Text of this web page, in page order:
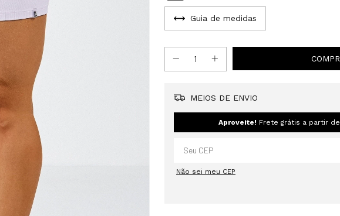
Guia de medidas
MEIOS DE ENVIO
Aproveite! Frete grátis a partir de
Não sei meu CEP